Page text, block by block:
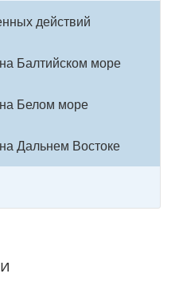
действий
Балтийском море
Белом море
Дальнем Востоке